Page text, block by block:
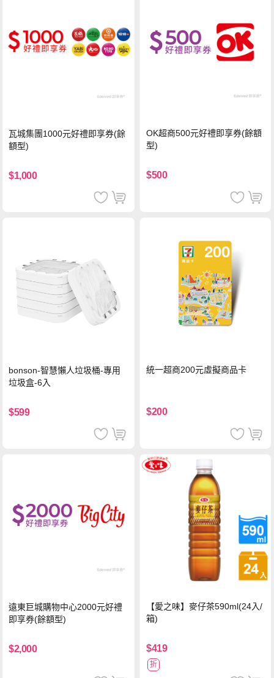
瓦城集團1000元好禮即享券(餘
額型)
$1,000
OK超商500元好禮即享券(餘額
型)
$500
bonson-智慧懶人垃圾桶-專用
垃圾盒-6入
$599
統一超商200元虛擬商品卡
$200
遠東巨城購物中心2000元好禮
即享券(餘額型)
$2,000
【愛之味】麥仔茶590ml(24入/
箱)
$419
折